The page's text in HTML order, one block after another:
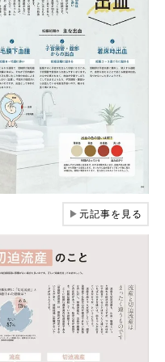
▶元記事を見る